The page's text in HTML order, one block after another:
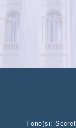
Fone(s):